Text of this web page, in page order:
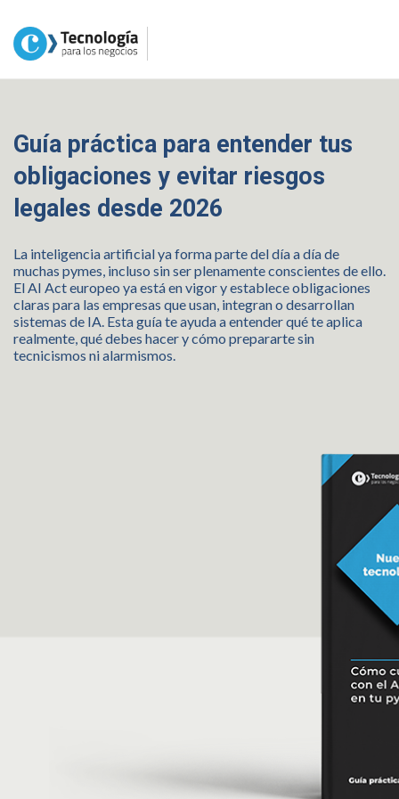
Guía práctica para entender tus
obligaciones y evitar riesgos
legales desde 2026
La inteligencia artificial ya forma parte del día a día de
muchas pymes, incluso sin ser plenamente conscientes de ello.
El AI Act europeo ya está en vigor y establece obligaciones
claras para las empresas que usan, integran o desarrollan
sistemas de IA. Esta guía te ayuda a entender qué te aplica
realmente, qué debes hacer y cómo prepararte sin
tecnicismos ni alarmismos.